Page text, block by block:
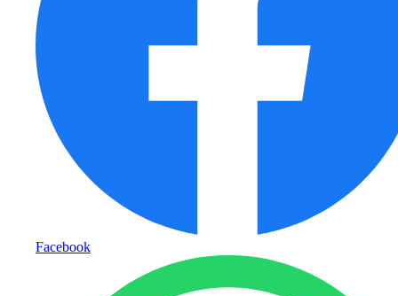
Facebook